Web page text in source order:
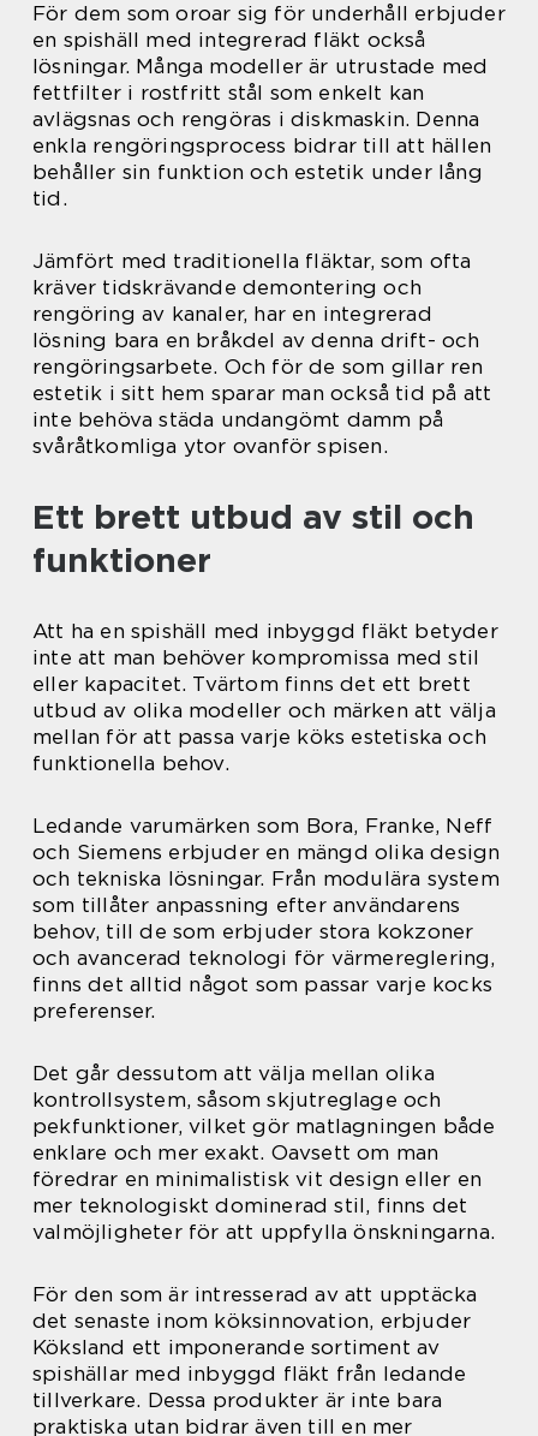
För dem som oroar sig för underhåll erbjuder
en spishäll med integrerad fläkt också
lösningar. Många modeller är utrustade med
fettfilter i rostfritt stål som enkelt kan
avlägsnas och rengöras i diskmaskin. Denna
enkla rengöringsprocess bidrar till att hällen
behåller sin funktion och estetik under lång
tid.
Jämfört med traditionella fläktar, som ofta
kräver tidskrävande demontering och
rengöring av kanaler, har en integrerad
lösning bara en bråkdel av denna drift- och
rengöringsarbete. Och för de som gillar ren
estetik i sitt hem sparar man också tid på att
inte behöva städa undangömt damm på
svåråtkomliga ytor ovanför spisen.
Ett brett utbud av stil och
funktioner
Att ha en spishäll med inbyggd fläkt betyder
inte att man behöver kompromissa med stil
eller kapacitet. Tvärtom finns det ett brett
utbud av olika modeller och märken att välja
mellan för att passa varje köks estetiska och
funktionella behov.
Ledande varumärken som Bora, Franke, Neff
och Siemens erbjuder en mängd olika design
och tekniska lösningar. Från modulära system
som tillåter anpassning efter användarens
behov, till de som erbjuder stora kokzoner
och avancerad teknologi för värmereglering,
finns det alltid något som passar varje kocks
preferenser.
Det går dessutom att välja mellan olika
kontrollsystem, såsom skjutreglage och
pekfunktioner, vilket gör matlagningen både
enklare och mer exakt. Oavsett om man
föredrar en minimalistisk vit design eller en
mer teknologiskt dominerad stil, finns det
valmöjligheter för att uppfylla önskningarna.
För den som är intresserad av att upptäcka
det senaste inom köksinnovation, erbjuder
Köksland ett imponerande sortiment av
spishällar med inbyggd fläkt från ledande
tillverkare. Dessa produkter är inte bara
praktiska utan bidrar även till en mer